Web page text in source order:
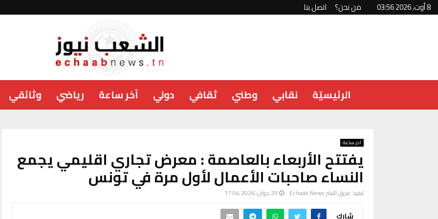
8 أوت، 2026 03:56 من نحن؟ اتصل بنا
الرئيسيّة نقابي وطني ثقافي دولي آخر ساعة رياضي وثائقي
آخر ساعة
يفتتح الأربعاء بالعاصمة : معرض تجاري اقليمي يجمع
النساء صاحبات الأعمال لأول مرة في تونس
تنفيذ: فريق النشر Echaab News 29 جوان، 2026 17:04
شارك